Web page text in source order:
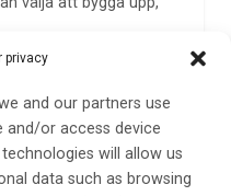
privacy
and our partners use
and/or access device
will allow us
data such as browsing
betydelsefulla för
för kognitiv,
Vi ser en oroande
och minskad
barn med